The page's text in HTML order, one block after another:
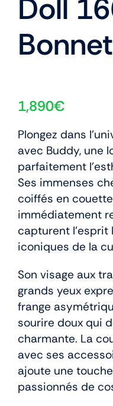
Doll
1,890€
Plongez dans
avec Buddy, une
parfaitement
Ses immenses
coiffés en
immédiatement
capturent l’esprit
iconiques de la
Son visage aux
grands yeux
frange
sourire doux qui
charmante. La
avec ses
ajoute une
passionnés de